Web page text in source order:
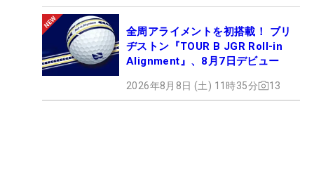
全周アライメントを初搭載！ ブリ
ヂストン『TOUR B JGR Roll-in
Alignment』、8月7日デビュー
2026年8月8日 (土) 11時35分 13